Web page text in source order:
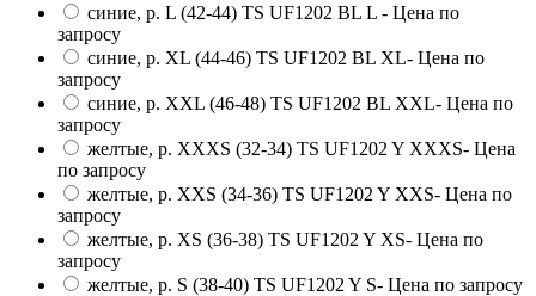
синие, р. L (42-44) TS UF1202 BL L - Цена по
запросу
синие, р. XL (44-46) TS UF1202 BL XL- Цена по
запросу
синие, р. XXL (46-48) TS UF1202 BL XXL- Цена по
запросу
желтые, р. XXXS (32-34) TS UF1202 Y XXXS- Цена
по запросу
желтые, р. XXS (34-36) TS UF1202 Y XXS- Цена по
запросу
желтые, р. XS (36-38) TS UF1202 Y XS- Цена по
запросу
желтые, р. S (38-40) TS UF1202 Y S- Цена по запросу